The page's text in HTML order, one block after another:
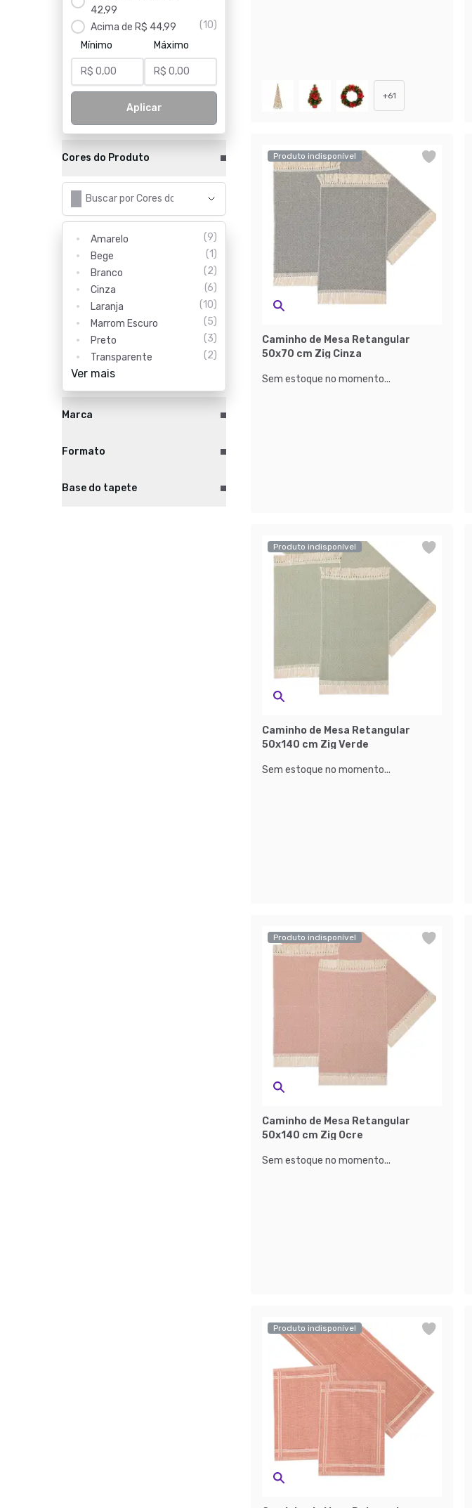
42,99
Acima de R$ 44,99 (10)
Mínimo
Máximo
Aplicar
Cores do Produto
Amarelo (9)
Bege
(1)
Branco
(2)
Cinza
(6)
Laranja
(10)
Marrom Escuro
(5)
Preto
(3)
Transparente
(2)
Ver mais
Marca
Formato
Base do tapete
+61
Produto indisponível
Caminho de Mesa Retangular
50x70 cm Zig Cinza
Sem estoque no momento...
Produto indisponível
Caminho de Mesa Retangular
50x140 cm Zig Verde
Sem estoque no momento...
Produto indisponível
Caminho de Mesa Retangular
50x140 cm Zig Ocre
Sem estoque no momento...
Produto indisponível